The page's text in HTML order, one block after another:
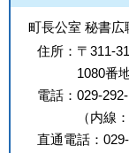
町長公室 秘書
住所： 〒311-
1080番
電話： 029-292-
（内線 ：
直通電話：